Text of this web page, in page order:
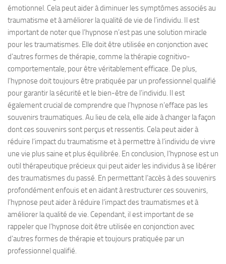
émotionnel. Cela peut aider à diminuer les symptômes associés au
traumatisme et à améliorer la qualité de vie de l’individu. Il est
important de noter que l’hypnose n’est pas une solution miracle
pour les traumatismes. Elle doit être utilisée en conjonction avec
d’autres formes de thérapie, comme la thérapie cognitivo-
comportementale, pour être véritablement efficace. De plus,
l’hypnose doit toujours être pratiquée par un professionnel qualifié
pour garantir la sécurité et le bien-être de l’individu. Il est
également crucial de comprendre que l’hypnose n’efface pas les
souvenirs traumatiques. Au lieu de cela, elle aide à changer la façon
dont ces souvenirs sont perçus et ressentis. Cela peut aider à
réduire l’impact du traumatisme et à permettre à l’individu de vivre
une vie plus saine et plus équilibrée. En conclusion, l’hypnose est un
outil thérapeutique précieux qui peut aider les individus à se libérer
des traumatismes du passé. En permettant l’accès à des souvenirs
profondément enfouis et en aidant à restructurer ces souvenirs,
l’hypnose peut aider à réduire l’impact des traumatismes et à
améliorer la qualité de vie. Cependant, il est important de se
rappeler que l’hypnose doit être utilisée en conjonction avec
d’autres formes de thérapie et toujours pratiquée par un
professionnel qualifié.